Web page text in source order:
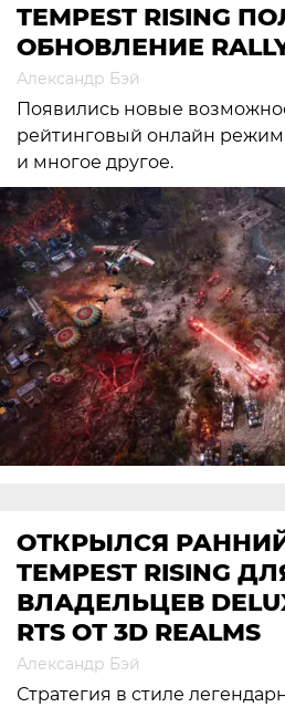
TEMPEST RISING
ОБНОВЛЕНИЕ RALLY
Александр Бэй
Появились новые
рейтинговый онлайн режим
и многое другое.
ОТКРЫЛСЯ
TEMPEST RISING
ВЛАДЕЛЬЦЕВ
RTS ОТ 3D REALMS
Александр Бэй
Стратегия в стиле